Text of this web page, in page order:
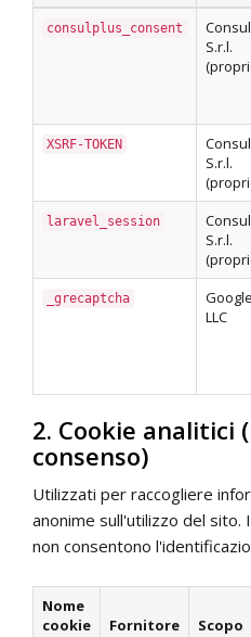
consulplus_consent
S.r.l.
XSRF-TOKEN
S.r.l.
laravel_session
S.r.l.
_grecaptcha
Google
LLC
2. Cookie analitici
consenso)
Utilizzati per raccogliere
anonime sull'utilizzo del
non consentono
Nome
cookie
Fornitore Scopo